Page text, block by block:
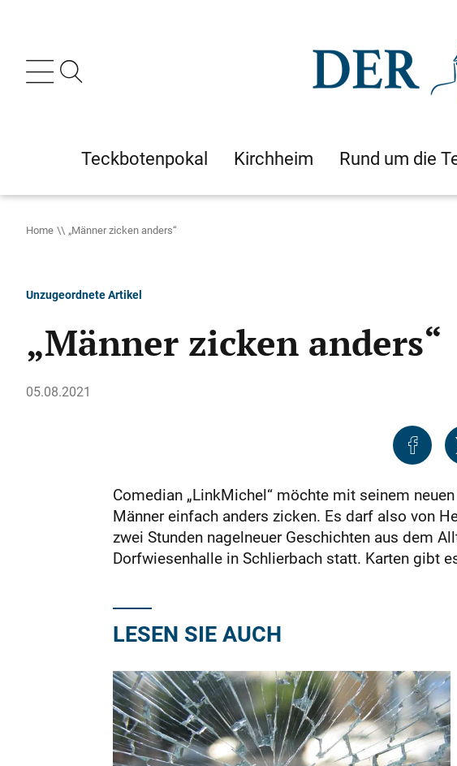
Teckbotenpokal Kirchheim Rund um die
Home „Männer zicken anders“
Unzugeordnete Artikel
„Männer zicken anders“
05.08.2021
Comedian „LinkMichel“ möchte mit seinem
Männer einfach anders zicken. Es darf also von
zwei Stunden nagelneuer Geschichten aus dem
Dorfwiesenhalle in Schlierbach statt. Karten gibt
LESEN SIE AUCH